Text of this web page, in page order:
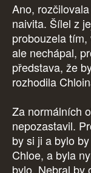
Ano,
naivita. Šílel z
probouzela
ale nechápal,
představa, že
rozhodila
Za normálních
nepozastavil.
by si ji a bylo
Chloe, a byla
bylo. Nebral by